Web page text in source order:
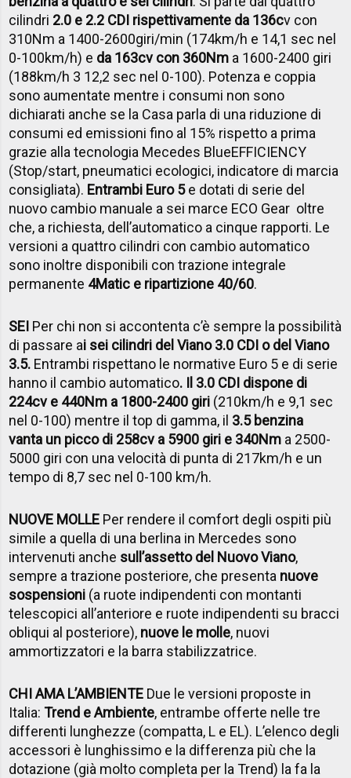
cilindri 2.0 e 2.2 CDI rispettivamente da 136cv con
310Nm a 1400-2600giri/min (174km/h e 14,1 sec nel
0-100km/h) e da 163cv con 360Nm a 1600-2400 giri
(188km/h 3 12,2 sec nel 0-100). Potenza e coppia
sono aumentate mentre i consumi non sono
dichiarati anche se la Casa parla di una riduzione di
consumi ed emissioni fino al 15% rispetto a prima
grazie alla tecnologia Mecedes BlueEFFICIENCY
(Stop/start, pneumatici ecologici, indicatore di marcia
consigliata). Entrambi Euro 5e dotati di serie del
nuovo cambio manuale a sei marce ECO Gear oltre
che, a richiesta, dell’automatico a cinque rapporti. Le
versioni a quattro cilindri con cambio automatico
sono inoltre disponibili con trazione integrale
permanente 4Matic e ripartizione 40/60.
SEI Per chi non si accontenta c’è sempre la possibilità
di passare ai sei cilindri del Viano 3.0 CDI o del Viano
3.5. Entrambi rispettano le normative Euro 5 e di serie
hanno il cambio automatico. Il 3.0 CDI dispone di
224cv e 440Nm a 1800-2400 giri (210km/h e 9,1 sec
nel 0-100) mentre il top di gamma, il 3.5 benzina
vanta un picco di 258cv a 5900 giri e 340Nm a 2500-
5000 giri con una velocità di punta di 217km/h e un
tempo di 8,7 sec nel 0-100 km/h.
NUOVE MOLLE Per rendere il comfort degli ospiti più
simile a quella di una berlina in Mercedes sono
intervenuti anche sull’assetto del Nuovo Viano,
sempre a trazione posteriore, che presenta nuove
sospensioni (a ruote indipendenti con montanti
telescopici all’anteriore e ruote indipendenti su bracci
obliqui al posteriore), nuove le molle, nuovi
ammortizzatori e la barra stabilizzatrice.
CHI AMA L’AMBIENTE Due le versioni proposte in
Italia:Trend e Ambiente, entrambe offerte nelle tre
differenti lunghezze (compatta, L e EL). L’elenco degli
accessori è lunghissimo e la differenza più che la
dotazione (già molto completa per la Trend) la fa la